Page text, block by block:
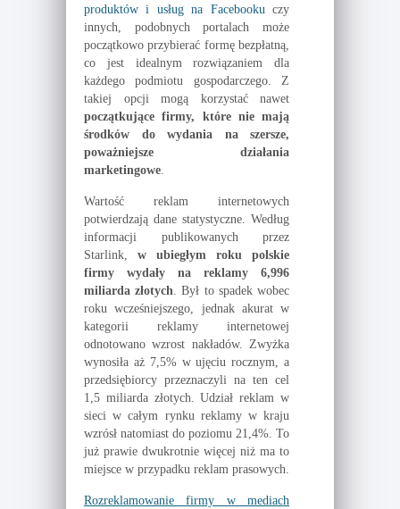
produktów i usług na Facebookuczy
innych, podobnych portalach może
początkowo przybierać formę bezpłatną,
co jest idealnym rozwiązaniem dla
każdego podmiotu gospodarczego. Z
takiej opcji mogą korzystać nawet
początkujące firmy, które nie mają
środków do wydania na szersze,
poważniejsze działania
marketingowe.
Wartość reklam internetowych
potwierdzają dane statystyczne. Według
informacji publikowanych przez
Starlink, w ubiegłym roku polskie
firmy wydały na reklamy 6,996
miliarda złotych. Był to spadek wobec
roku wcześniejszego, jednak akurat w
kategorii reklamy internetowej
odnotowano wzrost nakładów. Zwyżka
wynosiła aż 7,5% w ujęciu rocznym, a
przedsiębiorcy przeznaczyli na ten cel
1,5 miliarda złotych. Udział reklam w
sieci w całym rynku reklamy w kraju
wzrósł natomiast do poziomu 21,4%. To
już prawie dwukrotnie więcej niż ma to
miejsce w przypadku reklam prasowych.
Rozreklamowanie firmy w mediach